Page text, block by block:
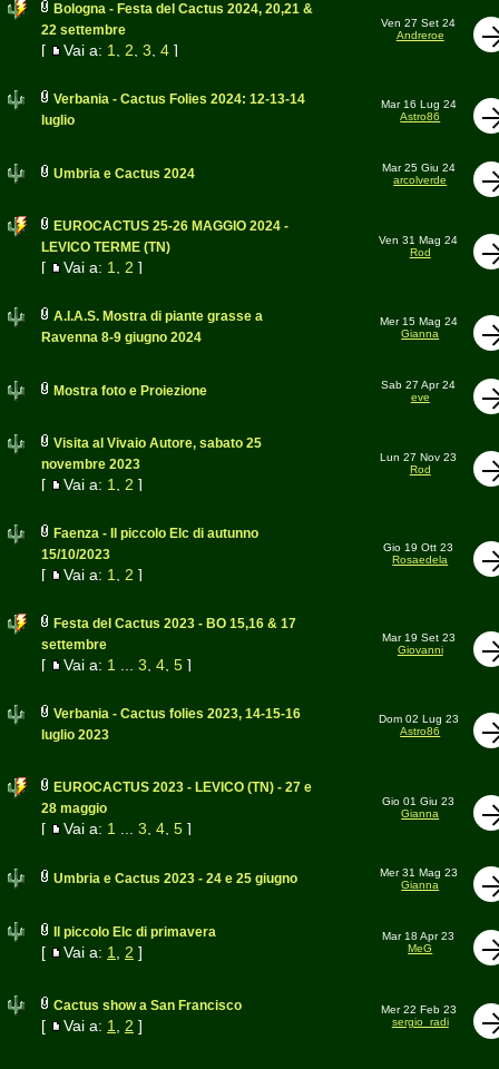
Bologna - Festa del Cactus 2024, 20,21 &
22 settembre
[ Vai a: 1 2 3 4]
Ven 27 Set 24
Andreroe
Verbania - Cactus Folies 2024: 12-13-14
luglio
Mar 16 Lug 24
Astro86
Umbria e Cactus 2024
Mar 25 Giu 24
arcolverde
EUROCACTUS 25-26 MAGGIO 2024 -
LEVICO TERME (TN)
[ Vai a: 1 2 ]
Ven 31 Mag 24
Rod
A.I.A.S. Mostra di piante grasse a
Ravenna 8-9 giugno 2024
Mer 15 Mag 24
Gianna
Mostra foto e Proiezione
Sab 27 Apr 24
eve
Visita al Vivaio Autore, sabato 25
novembre 2023
[ Vai a: 1 2 ]
Lun 27 Nov 23
Rod
Faenza - Il piccolo Elc di autunno
15/10/2023
[ Vai a: 1 2 ]
Gio 19 Ott 23
Rosaedela
Festa del Cactus 2023 - BO 15,16 & 17
settembre
[ Vai a: 1 3 4, 5]
Mar 19 Set 23
Giovanni
Verbania - Cactus folies 2023, 14-15-16
luglio 2023
Dom 02 Lug 23
Astro86
EUROCACTUS 2023 - LEVICO (TN) - 27 e
28 maggio
[ Vai a: 1 3 4, 5]
Gio 01 Giu 23
Gianna
Umbria e Cactus 2023 - 24 e 25 giugno
Mer 31 Mag 23
Gianna
Il piccolo Elc di primavera
[ Vai a: 1 2 ]
Mar 18 Apr 23
MeG
Cactus show a San Francisco
[ Vai a: 1 2 ]
Mer 22 Feb 23
sergio_radi